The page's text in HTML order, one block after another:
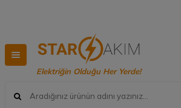
Elektriğin Olduğu Her Yerde!